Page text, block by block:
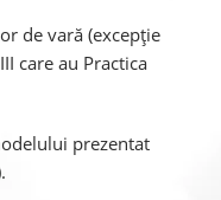
de vară (excepție
care au Practica
prezentat